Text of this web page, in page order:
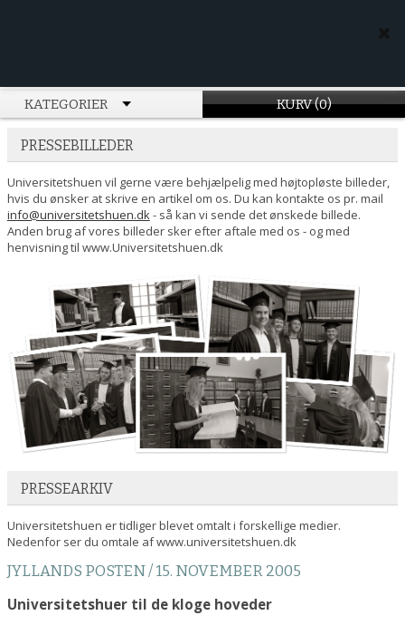
KATEGORIER KURV (0)
PRESSEBILLEDER
Universitetshuen vil gerne være behjælpelig med højtopløste billeder,
hvis du ønsker at skrive en artikel om os. Du kan kontakte os pr. mail
info@universitetshuen.dk- så kan vi sende det ønskede billede.
Anden brug af vores billeder sker efter aftale med os - og med
henvisning til www.Universitetshuen.dk
PRESSEARKIV
Universitetshuen er tidliger blevet omtalt i forskellige medier.
Nedenfor ser du omtale af www.universitetshuen.dk
JYLLANDS POSTEN / 15. NOVEMBER 2005
Universitetshuer til de kloge hoveder